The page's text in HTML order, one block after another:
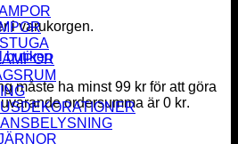
i varukorgen.
butiken
måste ha minst99 kr för att göra
ordersumma är 0 kr.